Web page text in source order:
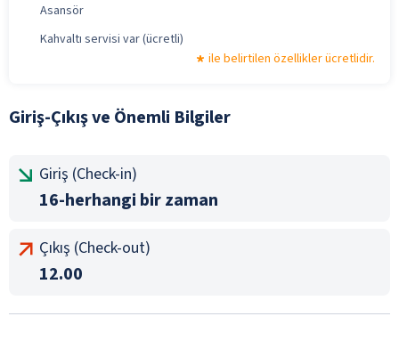
Asansör
Kahvaltı servisi var (ücretli)
ile belirtilen özellikler ücretlidir.
Giriş-Çıkış ve Önemli Bilgiler
Giriş (Check-in)
16-herhangi bir zaman
Çıkış (Check-out)
12.00